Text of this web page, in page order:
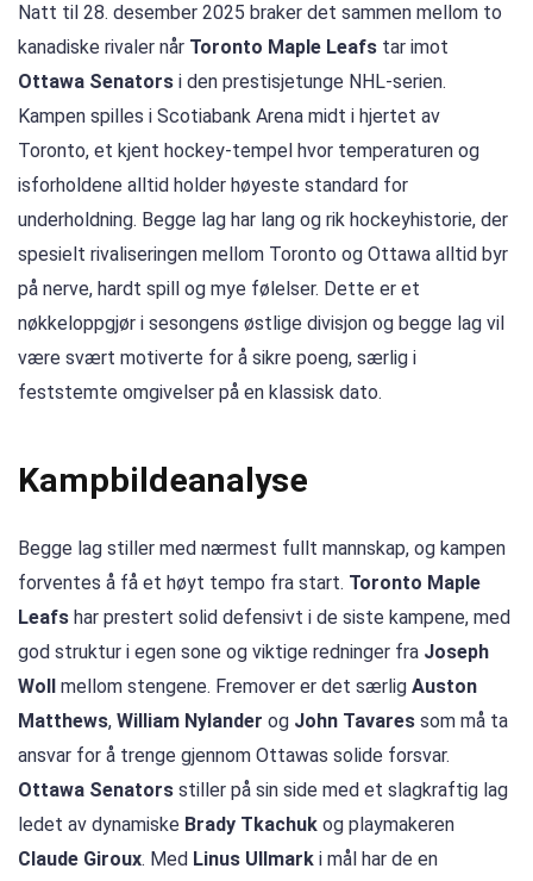
Natt til 28. desember 2025 braker det sammen mellom to
kanadiske rivaler når Toronto Maple Leafs tar imot
Ottawa Senators i den prestisjetunge NHL-serien.
Kampen spilles i Scotiabank Arena midt i hjertet av
Toronto, et kjent hockey-tempel hvor temperaturen og
isforholdene alltid holder høyeste standard for
underholdning. Begge lag har lang og rik hockeyhistorie, der
spesielt rivaliseringen mellom Toronto og Ottawa alltid byr
på nerve, hardt spill og mye følelser. Dette er et
nøkkeloppgjør i sesongens østlige divisjon og begge lag vil
være svært motiverte for å sikre poeng, særlig i
feststemte omgivelser på en klassisk dato.
Kampbildeanalyse
Begge lag stiller med nærmest fullt mannskap, og kampen
forventes å få et høyt tempo fra start. Toronto Maple
Leafs har prestert solid defensivt i de siste kampene, med
god struktur i egen sone og viktige redninger fra Joseph
Woll
mellom stengene. Fremover er det særlig Auston
Matthews, William Nylander og John Tavares som må ta
ansvar for å trenge gjennom Ottawas solide forsvar.
Ottawa Senators stiller på sin side med et slagkraftig lag
ledet av dynamiske Brady Tkachuk og playmakeren
Claude Giroux. Med Linus Ullmark i mål har de en